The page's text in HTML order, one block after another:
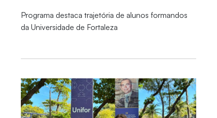
Programa destaca trajetória de alunos formandos
da Universidade de Fortaleza